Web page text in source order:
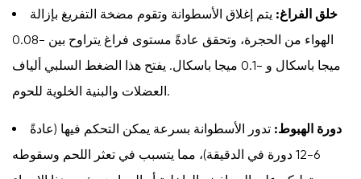
بالرطوبة
3.4
جودة
المنتج
3.5
تمديد
خلق الفراغ: يتم إغلاق الأسطوانة وتقوم مضخة التفريغ بإزالة
الهواء من الحجرة، وتحقق عادةً مستوى فراغ يتراوح بين -0.08
ميجا باسكال و -0.1 ميجا باسكال. يفتح هذا الضغط السلبي ألياف
العضلات والبنية الخلوية للحوم.
دورة الهبوط: تدور الأسطوانة بسرعة يمكن التحكم فيها (عادةً
6-12 دورة في الدقيقة)، مما يتسبب في تعثر اللحم وسقوطه